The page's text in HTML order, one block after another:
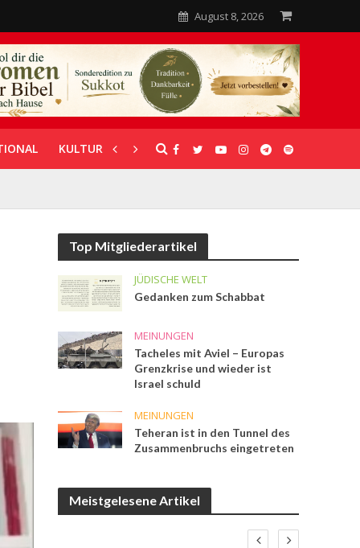
August 8, 2026
KULTUR UNTERSTÜTZUNG
Top Mitgliederartikel
JÜDISCHE WELT
Gedanken zum Schabbat
MEINUNGEN
Tacheles mit Aviel – Europas
Grenzkrise und wieder ist
Israel schuld
MEINUNGEN
Teheran ist in den Tunnel des
Zusammenbruchs eingetreten
Meistgelesene Artikel